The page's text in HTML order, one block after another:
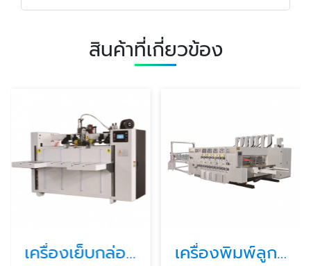
สินค้าที่เกี่ยวข้อง
เครื่องเย็บกล่องลูกฟูกกึ่งอัตโนมัติ เครื่องพิมพ์ลูกฟูกอัตโนมัติ